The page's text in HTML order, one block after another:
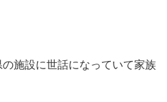
施設に世話になっていて家族